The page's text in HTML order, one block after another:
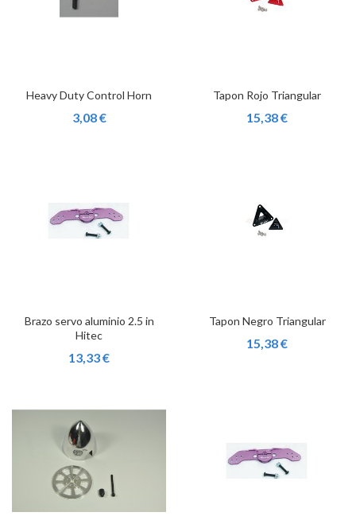
Heavy Duty Control Horn
3,08 €
Tapon Rojo Triangular
15,38 €
Brazo servo aluminio 2.5 in
Hitec
13,33 €
Tapon Negro Triangular
15,38 €